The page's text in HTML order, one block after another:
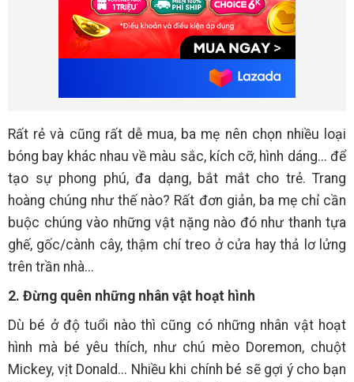
Rất rẻ và cũng rất dễ mua, ba mẹ nên chọn nhiều loại
bóng bay khác nhau về màu sắc, kích cỡ, hình dáng... để
tạo sự phong phú, đa dạng, bắt mắt cho trẻ. Trang
hoàng chúng như thế nào? Rất đơn giản, ba mẹ chỉ cần
buộc chúng vào những vật nặng nào đó như thanh tựa
ghế, gốc/cành cây, thậm chí treo ở cửa hay thả lơ lửng
trên trần nhà...
2. Đừng quên những nhân vật hoạt hình
Dù bé ở độ tuổi nào thì cũng có những nhân vật hoạt
hình mà bé yêu thích, như chú mèo Doremon, chuột
Mickey, vịt Donald... Nhiều khi chính bé sẽ gợi ý cho bạn